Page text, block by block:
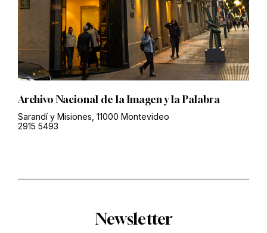
Archivo Nacional de la Imagen y la Palabra
Sarandí y Misiones, 11000 Montevideo
2915 5493
Newsletter